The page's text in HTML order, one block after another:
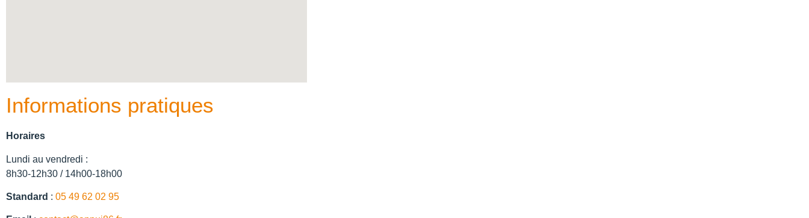
Informations pratiques
Horaires
Lundi au vendredi :
8h30-12h30 / 14h00-18h00
Standard : 05 49 62 02 95